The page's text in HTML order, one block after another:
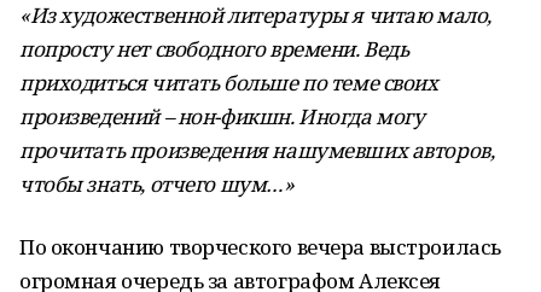
«Из художественной литературы я читаю мало,
попросту нет свободного времени. Ведь
приходиться читать больше по теме своих
произведений – нон-фикшн. Иногда могу
прочитать произведения нашумевших авторов,
чтобы знать, отчего шум…»
По окончанию творческого вечера выстроилась
огромная очередь за автографом Алексея